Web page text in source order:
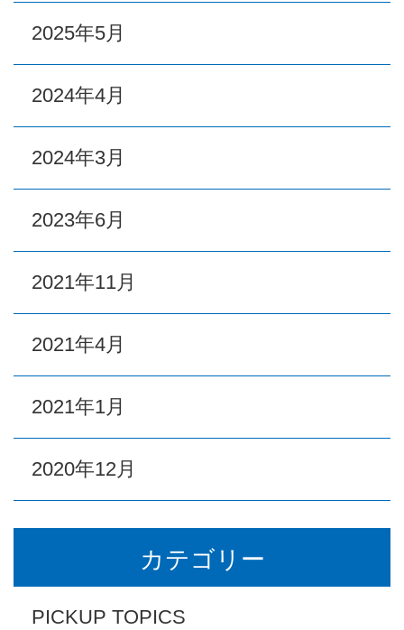
2025年5月
2024年4月
2024年3月
2023年6月
2021年11月
2021年4月
2021年1月
2020年12月
カテゴリー
PICKUP TOPICS